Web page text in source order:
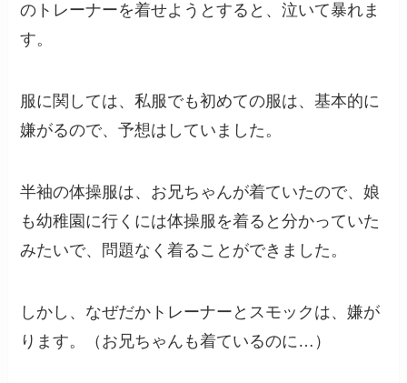
のトレーナーを着せようとすると、泣いて暴れま
す。
服に関しては、私服でも初めての服は、基本的に
嫌がるので、予想はしていました。
半袖の体操服は、お兄ちゃんが着ていたので、娘
も幼稚園に行くには体操服を着ると分かっていた
みたいで、問題なく着ることができました。
しかし、なぜだかトレーナーとスモックは、嫌が
ります。（お兄ちゃんも着ているのに…）